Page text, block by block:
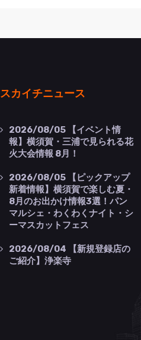
スカイチニュース
2026/08/05 【イベント情
報】横須賀・三浦で見られる花
火大会情報 8月！
2026/08/05 【ピックアップ
新着情報】横須賀で楽しむ夏・
8月のお出かけ情報3選！パン
マルシェ・わくわくナイト・シ
ーマスカットフェス
2026/08/04 【新規登録店の
ご紹介】浄楽寺